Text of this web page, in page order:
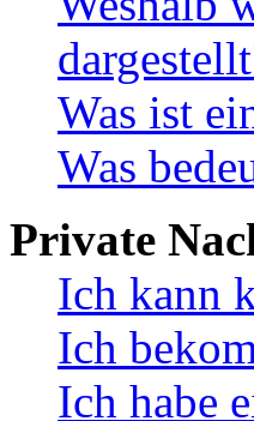
Was ist
Was
Private
Ich kann
Ich
Ich habe